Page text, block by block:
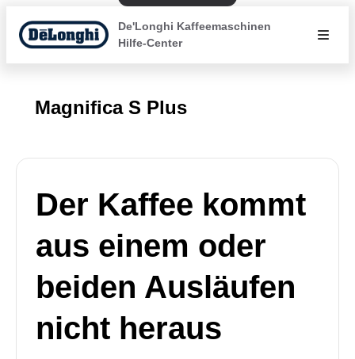
De'Longhi Kaffeemaschinen
Hilfe-Center
Magnifica S Plus
Der Kaffee kommt
aus einem oder
beiden Ausläufen
nicht heraus